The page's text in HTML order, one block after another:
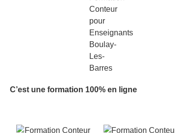
C’est une formation 100% en ligne